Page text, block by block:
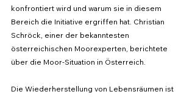
konfrontiert wird und warum sie in diesem
Bereich die Initiative ergriffen hat. Christian
Schröck, einer der bekanntesten
österreichischen Moorexperten, berichtete
über die Moor-Situation in Österreich.
Die Wiederherstellung von Lebensräumen ist